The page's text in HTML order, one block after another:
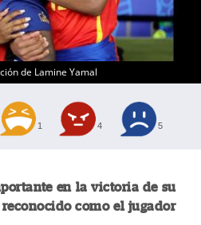
de Lamine Yamal
1 4 5
en la victoria de su
como el jugador